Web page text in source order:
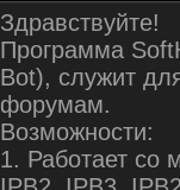
Здравствуйте!
Программа
Bot), служит
форумам.
Возможности:
1. Работает со